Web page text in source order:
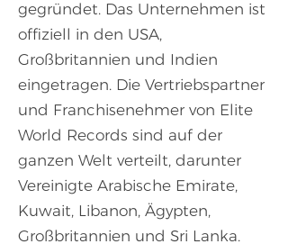
gegründet. Das Unternehmen ist
offiziell in den USA,
Großbritannien und Indien
eingetragen. Die Vertriebspartner
und Franchisenehmer von Elite
World Records sind auf der
ganzen Welt verteilt, darunter
Vereinigte Arabische Emirate,
Kuwait, Libanon, Ägypten,
Großbritannien und Sri Lanka.